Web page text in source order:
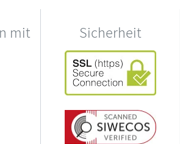
mit Sicherheit